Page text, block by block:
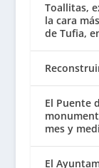
Toallitas,
la cara
de Tufia,
El Puente
mes y
El